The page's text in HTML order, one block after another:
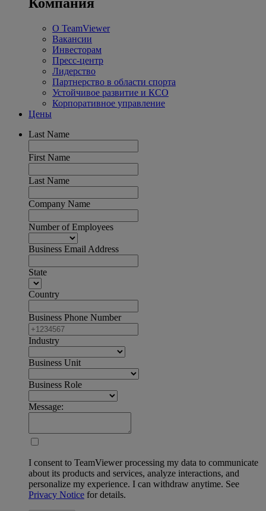
Компания
О TeamViewer
Вакансии
Инвесторам
Пресс-центр
Лидерство
Партнерство в области спорта
Устойчивое развитие и КСО
Корпоративное управление
Цены
Last Name
First Name
Last Name
Company Name
Number of Employees
Business Email Address
State
Country
Business Phone Number
Industry
Business Unit
Business Role
Message:
I consent to TeamViewer processing my data to communicate
about its products and services, analyze interactions, and
personalize my experience. I can withdraw anytime. See
Privacy Notice for details.